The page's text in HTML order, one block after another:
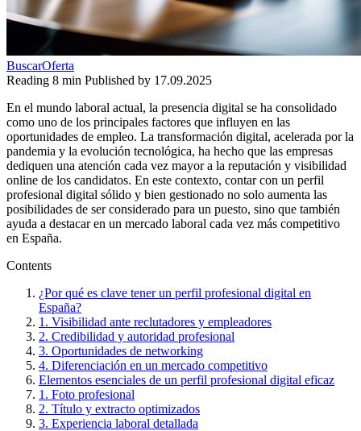
BuscarOferta
Reading 8 min Published by 17.09.2025
En el mundo laboral actual, la presencia digital se ha consolidado
como uno de los principales factores que influyen en las
oportunidades de empleo. La transformación digital, acelerada por la
pandemia y la evolución tecnológica, ha hecho que las empresas
dediquen una atención cada vez mayor a la reputación y visibilidad
online de los candidatos. En este contexto, contar con un perfil
profesional digital sólido y bien gestionado no solo aumenta las
posibilidades de ser considerado para un puesto, sino que también
ayuda a destacar en un mercado laboral cada vez más competitivo
en España.
Contents
¿Por qué es clave tener un perfil profesional digital en
España?
1. Visibilidad ante reclutadores y empleadores
2. Credibilidad y autoridad profesional
3. Oportunidades de networking
4. Diferenciación en un mercado competitivo
Elementos esenciales de un perfil profesional digital eficaz
1. Foto profesional
2. Título y extracto optimizados
3. Experiencia laboral detallada